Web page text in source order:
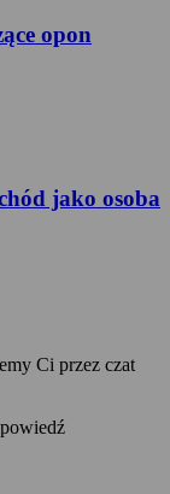
opon
jako osoba
Ci przez czat